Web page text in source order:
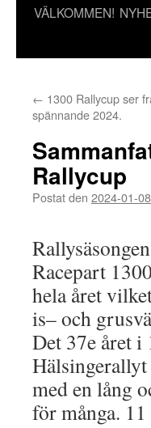
VÄLKOMMEN!
← 1300 Rallycup ser
spännande 2024.
Rallycup
Postat den 2024-01-08
Racepart
hela året
is– och
Det 37e året i
med en lång
för många.